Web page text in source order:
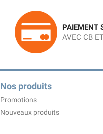
PAIEMENT
AVEC CB
Nos produits
Promotions
Nouveaux produits